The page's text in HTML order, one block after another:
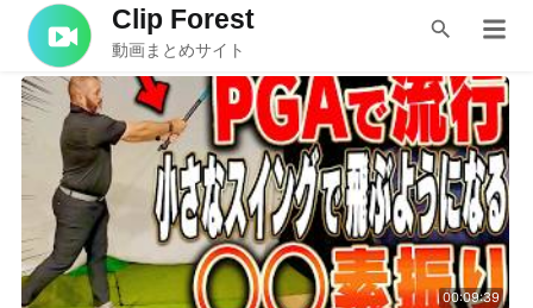
Clip Forest
動画まとめサイト
レッスン
00:09:39